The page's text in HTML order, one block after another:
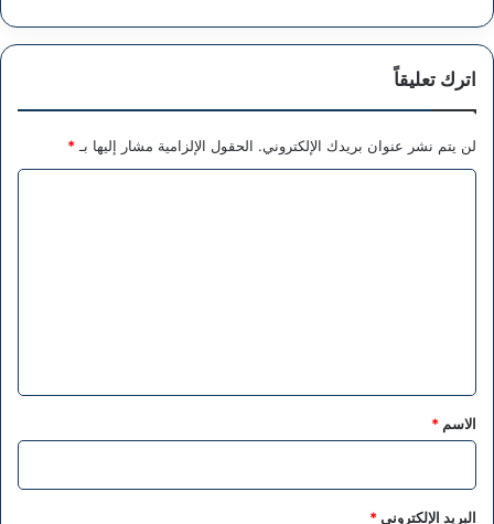
اترك تعليقاً
لن يتم نشر عنوان بريدك الإلكتروني. الحقول الإلزامية مشار إليها بـ *
*
الاسم *
البريد الإلكتروني*